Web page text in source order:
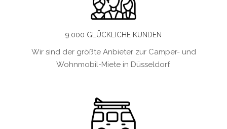
9.000 GLÜCKLICHE KUNDEN
Wir sind der größte Anbieter zur Camper- und
Wohnmobil-Miete in Düsseldorf.